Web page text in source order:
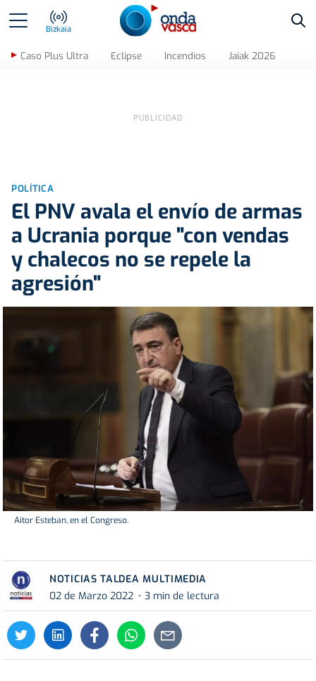
Bizkaia
Caso Plus Ultra Eclipse Incendios Jaiak 2026
POLÍTICA
El PNV avala el envío de armas
a Ucrania porque "con vendas
y chalecos no se repele la
agresión"
Aitor Esteban, en el Congreso.
NOTICIAS TALDEA MULTIMEDIA
02 de Marzo 2022
3 min de lectura